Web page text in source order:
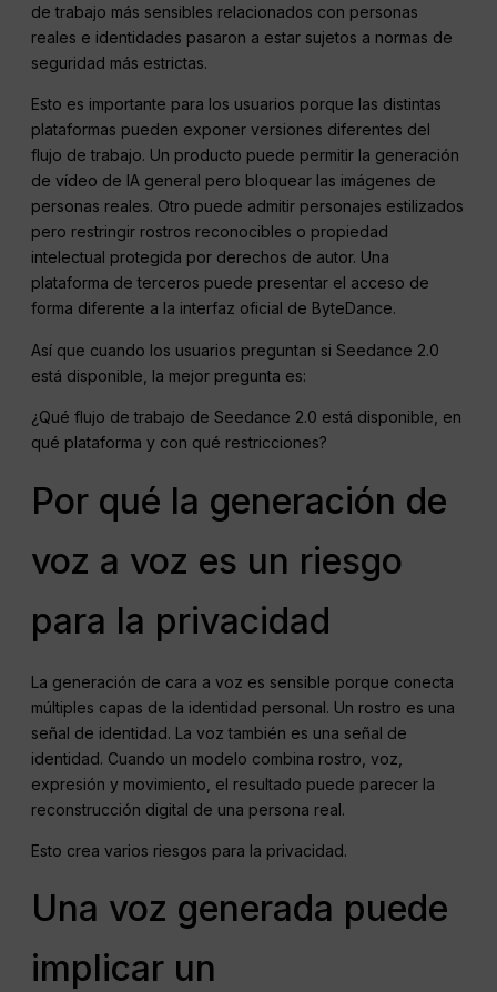
de trabajo más sensibles relacionados con personas
reales e identidades pasaron a estar sujetos a normas de
seguridad más estrictas.
Esto es importante para los usuarios porque las distintas
plataformas pueden exponer versiones diferentes del
flujo de trabajo. Un producto puede permitir la generación
de vídeo de IA general pero bloquear las imágenes de
personas reales. Otro puede admitir personajes estilizados
pero restringir rostros reconocibles o propiedad
intelectual protegida por derechos de autor. Una
plataforma de terceros puede presentar el acceso de
forma diferente a la interfaz oficial de ByteDance.
Así que cuando los usuarios preguntan si Seedance 2.0
está disponible, la mejor pregunta es:
¿Qué flujo de trabajo de Seedance 2.0 está disponible, en
qué plataforma y con qué restricciones?
Por qué la generación de
voz a voz es un riesgo
para la privacidad
La generación de cara a voz es sensible porque conecta
múltiples capas de la identidad personal. Un rostro es una
señal de identidad. La voz también es una señal de
identidad. Cuando un modelo combina rostro, voz,
expresión y movimiento, el resultado puede parecer la
reconstrucción digital de una persona real.
Esto crea varios riesgos para la privacidad.
Una voz generada puede
implicar un